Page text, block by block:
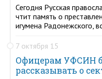
Сегодня Русская
чтит память о
игумена Радонежского,
7 октября 15
Офицерам УФСИН
рассказывать о